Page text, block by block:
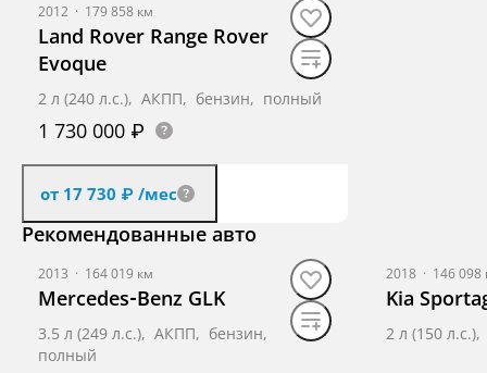
2012 · 179 858 км
Land Rover Range Rover
Evoque
2 л (240 л.с.), АКПП, бензин, полный
1 730 000 ₽
от 17 730 ₽ /мес
Получить предложение
Рекомендованные авто
2013 · 164 019 км
Mercedes‑Benz GLK
3.5 л (249 л.с.), АКПП, бензин,
полный
2018 · 146 098
Kia
2 л (150